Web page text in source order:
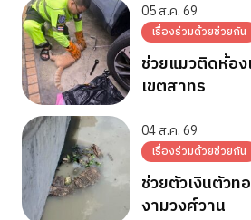
05 ส.ค. 69
เรื่องร่วมด้วยช่วยกัน
ช่วยแมวติดห้อง
เขตสาทร
04 ส.ค. 69
เรื่องร่วมด้วยช่วยกัน
ช่วยตัวเงินตัว
งามวงศ์วาน